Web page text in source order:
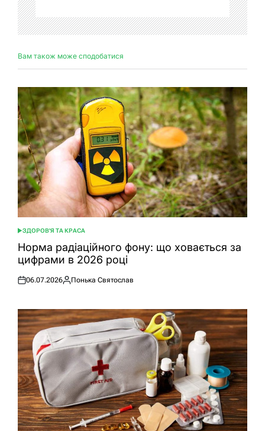
Вам також може сподобатися
ОПУБЛІКУВАТИ
У
ЗДОРОВ'Я ТА КРАСА
Норма радіаційного фону: що ховається за
цифрами в 2026 році
Оприлюднено
06.07.2026
Опубліковано
Понька Святослав